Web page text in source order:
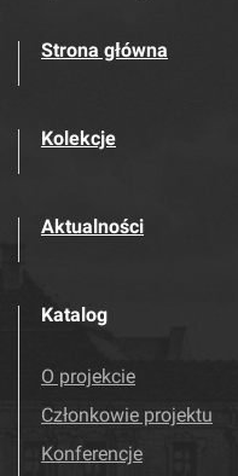
Strona główna
Kolekcje
Aktualności
Katalog
O projekcie
Członkowie projektu
Konferencje